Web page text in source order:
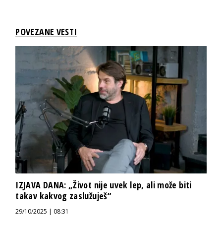
POVEZANE VESTI
IZJAVA DANA: „Život nije uvek lep, ali može biti
takav kakvog zaslužuješ“
29/10/2025 | 08:31